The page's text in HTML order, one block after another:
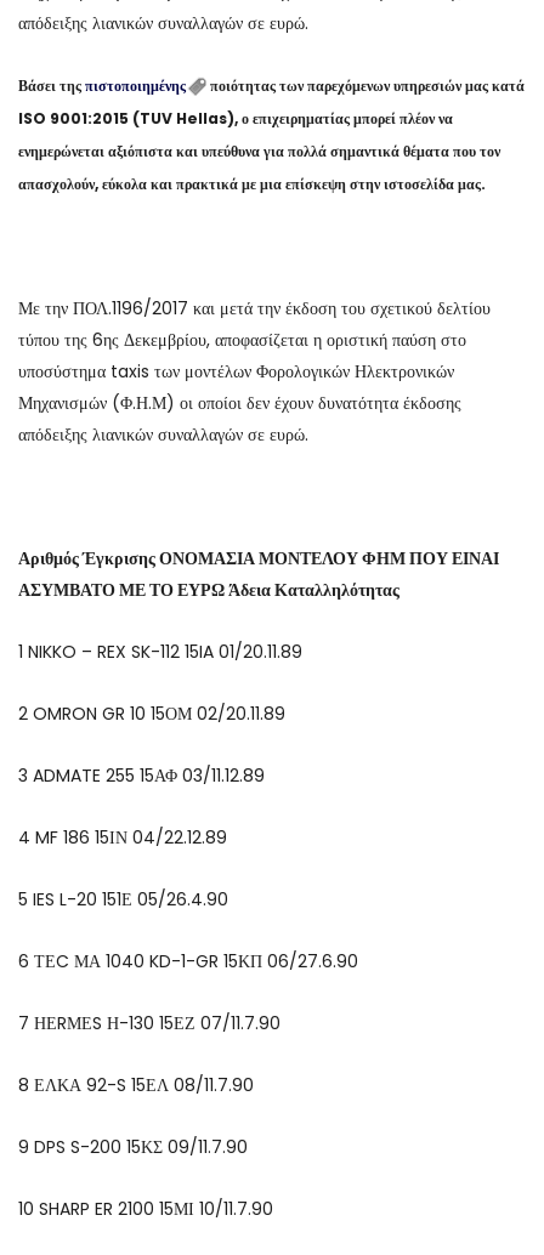
απόδειξης λιανικών συναλλαγών σε ευρώ.
Βάσει τηςπιστοποιημένης
ποιότητας των παρεχόμενων υπηρεσιών μας κατά
ISO 9001:2015 (TUV Hellas), ο επιχειρηματίας μπορεί πλέον να
ενημερώνεται αξιόπιστα και υπεύθυνα για πολλά σημαντικά θέματα που τον
απασχολούν, εύκολα και πρακτικά με μια επίσκεψη στην ιστοσελίδα μας.
Με την ΠΟΛ.1196/2017 και μετά την έκδοση του σχετικού δελτίου
τύπου της 6ης Δεκεμβρίου, αποφασίζεται η οριστική παύση στο
υποσύστημα taxis των μοντέλων Φορολογικών Ηλεκτρονικών
Μηχανισμών (Φ.Η.Μ) οι οποίοι δεν έχουν δυνατότητα έκδοσης
απόδειξης λιανικών συναλλαγών σε ευρώ.
Αριθμός Έγκρισης ΟΝΟΜΑΣΙΑ ΜΟΝΤΕΛΟΥ ΦΗΜ ΠΟΥ ΕΙΝΑΙ
ΑΣΥΜΒΑΤΟ ΜΕ ΤΟ ΕΥΡΩ Άδεια Καταλληλότητας
1 NIKKO – REX SK-112 15IA 01/20.11.89
2 OMRON GR 10 15ΟΜ 02/20.11.89
3 ADMATE 255 15ΑΦ 03/11.12.89
4 MF 186 15ΙΝ 04/22.12.89
5 IES L-20 151Ε 05/26.4.90
6 ΤΕC ΜΑ 1040 KD-1-GR 15ΚΠ 06/27.6.90
7 ΗΕRΜΕS Η-130 15ΕΖ 07/11.7.90
8 ΕΛΚΑ 92-S 15ΕΛ 08/11.7.90
9 DPS S-200 15ΚΣ 09/11.7.90
10 SHARP ER 2100 15ΜΙ 10/11.7.90